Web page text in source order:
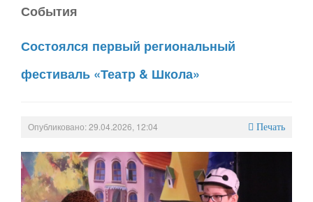
События
Состоялся первый региональный
фестиваль «Театр & Школа»
Опубликовано: 29.04.2026, 12:04 Печать